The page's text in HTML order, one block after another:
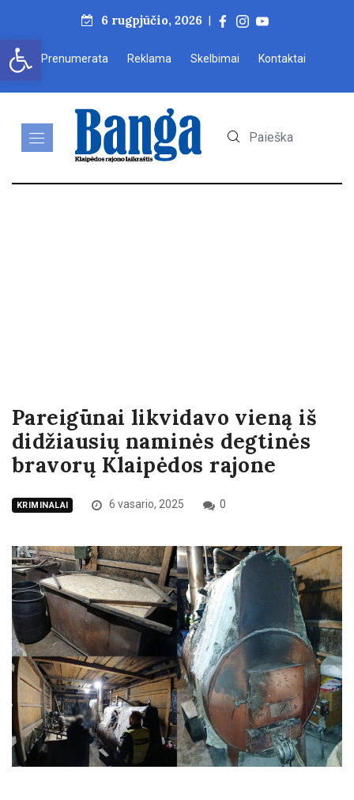
Open toolbar
6 rugpjūčio, 2026 |
Prenumerata Reklama Skelbimai Kontaktai
Pareigūnai likvidavo vieną iš
didžiausių naminės degtinės
bravorų Klaipėdos rajone
KRIMINALAI 6 vasario, 2025 0